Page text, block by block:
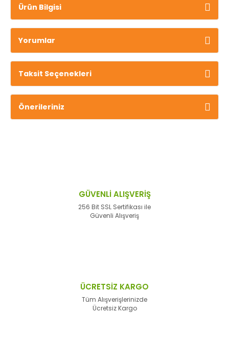
Ürün Bilgisi
Yorumlar
Taksit Seçenekleri
Önerileriniz
GÜVENLİ ALIŞVERİŞ
256 Bit SSL Sertifikası ile
Güvenli Alışveriş
ÜCRETSİZ KARGO
Tüm Alışverişlerinizde
Ücretsiz Kargo